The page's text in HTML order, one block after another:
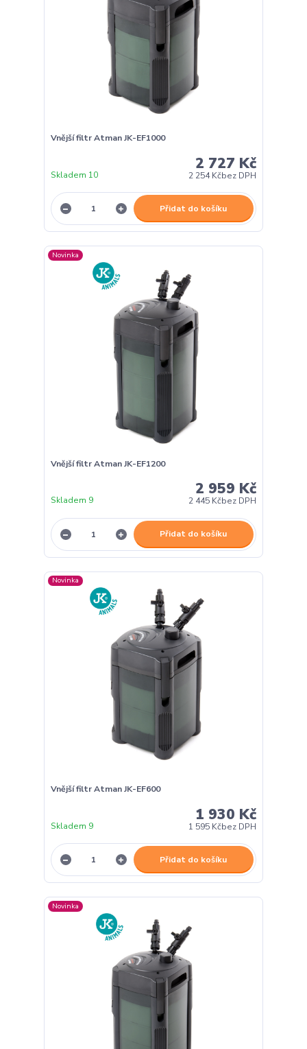
Vnější filtr Atman JK-EF1000
2 727 Kč
2 254 Kčbez DPH
Skladem 10
Přidat do košíku
Novinka
Vnější filtr Atman JK-EF1200
2 959 Kč
2 445 Kčbez DPH
Skladem 9
Přidat do košíku
Novinka
Vnější filtr Atman JK-EF600
1 930 Kč
1 595 Kčbez DPH
Skladem 9
Přidat do košíku
Novinka